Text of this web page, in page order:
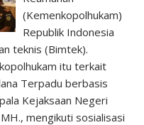
(Kemenkopolhukam)
Republik Indonesia
teknis (Bimtek).
itu terkait
Terpadu berbasis
Kejaksaan Negeri
mengikuti sosialisasi